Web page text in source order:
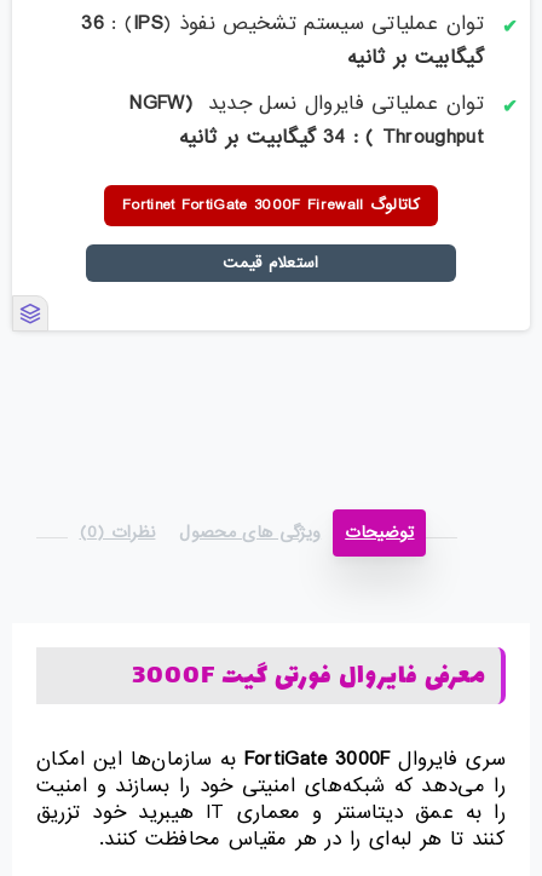
توان عملیاتی سیستم تشخیص نفوذ (IPS
) :
36
گیگابیت بر ثانیه
توان عملیاتی فایروال نسل جدید
(NGFW
Throughput ) : 34
گیگابیت بر ثانیه
کاتالوگ Fortinet FortiGate 3000F Firewall
استعلام قیمت
توضیحات ویژگی های محصول نظرات (0)
معرفی فایروال فورتی گیت 3000F
سری فایروالFortiGate 3000F به سازمان‌ها این امکان
را می‌دهد که شبکه‌های امنیتی خود را بسازند و امنیت
را به عمق دیتاسنتر و معماری IT هیبرید خود تزریق
کنند تا هر لبه‌ای را در هر مقیاس محافظت کنند.